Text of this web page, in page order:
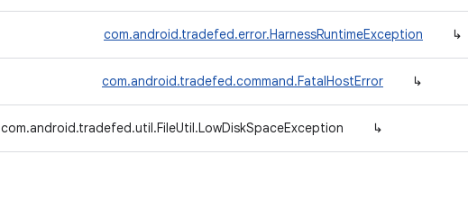
↳
com.android.tradefed.error.HarnessRuntimeException
↳
com.android.tradefed.command.FatalHostError
↳
com.android.tradefed.util.FileUtil.LowDiskSpaceException